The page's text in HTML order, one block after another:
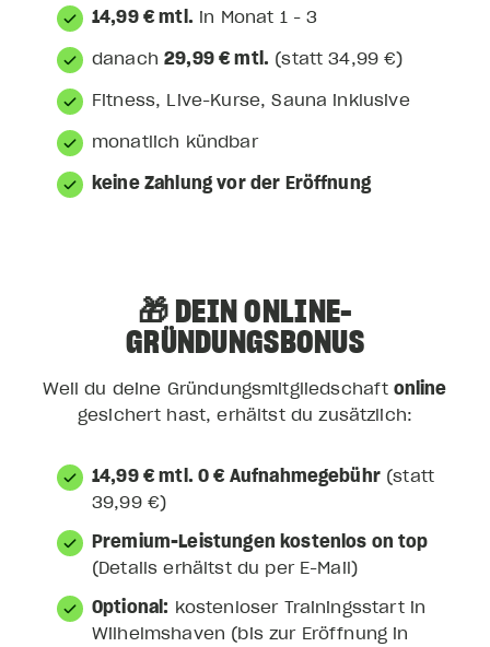
14,99 € mtl. in Monat 1 - 3
danach29,99 € mtl. (statt 34,99 €)
Fitness, Live-Kurse, Sauna inklusive
monatlich kündbar
keine Zahlung vor der Eröffnung
🎁 DEIN ONLINE-
GRÜNDUNGSBONUS
Weil du deine Gründungsmitgliedschaft online
gesichert hast, erhältst du zusätzlich:
14,99 € mtl. 0 € Aufnahmegebühr(statt
39,99 €)
Premium-Leistungen kostenlos on top
(Details erhältst du per E-Mail)
Optional: kostenloser Trainingsstart in
Wilhelmshaven (bis zur Eröffnung in